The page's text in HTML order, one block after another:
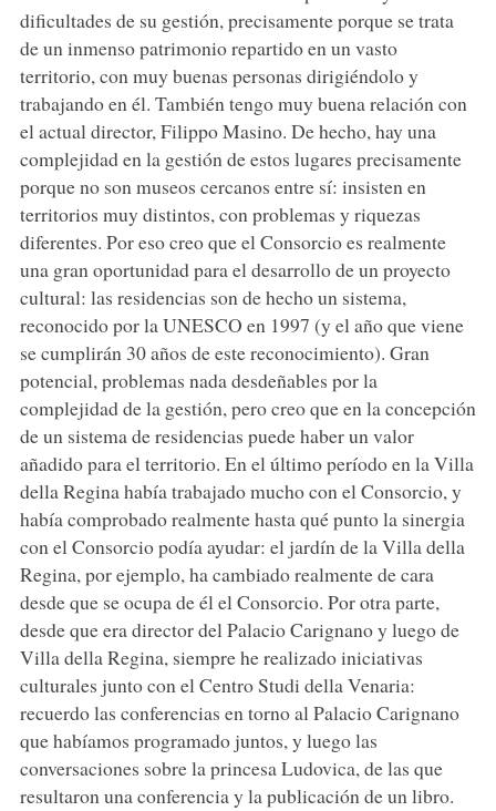
dificultades de su gestión, precisamente porque se trata
de un inmenso patrimonio repartido en un vasto
territorio, con muy buenas personas dirigiéndolo y
trabajando en él. También tengo muy buena relación con
el actual director, Filippo Masino. De hecho, hay una
complejidad en la gestión de estos lugares precisamente
porque no son museos cercanos entre sí: insisten en
territorios muy distintos, con problemas y riquezas
diferentes. Por eso creo que el Consorcio es realmente
una gran oportunidad para el desarrollo de un proyecto
cultural: las residencias son de hecho un sistema,
reconocido por la UNESCO en 1997 (y el año que viene
se cumplirán 30 años de este reconocimiento). Gran
potencial, problemas nada desdeñables por la
complejidad de la gestión, pero creo que en la concepción
de un sistema de residencias puede haber un valor
añadido para el territorio. En el último período en la Villa
della Regina había trabajado mucho con el Consorcio, y
había comprobado realmente hasta qué punto la sinergia
con el Consorcio podía ayudar: el jardín de la Villa della
Regina, por ejemplo, ha cambiado realmente de cara
desde que se ocupa de él el Consorcio. Por otra parte,
desde que era director del Palacio Carignano y luego de
Villa della Regina, siempre he realizado iniciativas
culturales junto con el Centro Studi della Venaria:
recuerdo las conferencias en torno al Palacio Carignano
que habíamos programado juntos, y luego las
conversaciones sobre la princesa Ludovica, de las que
resultaron una conferencia y la publicación de un libro.